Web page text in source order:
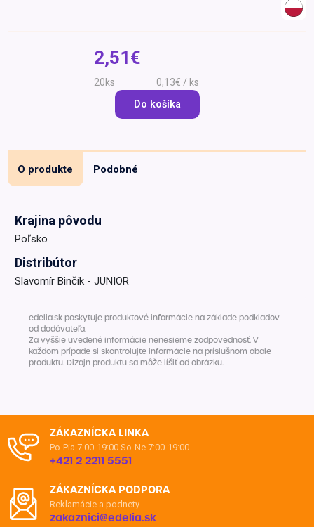
Drogéria a kozmetika
Domácnosť a kancelária
2,51€
20ks 0,13€ / ks
Do košíka
O produkte Podobné
Krajina pôvodu
Poľsko
Distribútor
Slavomír Binčík - JUNIOR
edelia.sk poskytuje produktové informácie na základe podkladov
od dodávateľa.
Za vyššie uvedené informácie nenesieme zodpovednosť. V
každom prípade si skontrolujte informácie na príslušnom obale
produktu. Dizajn produktu sa môže líšiť od obrázku.
ZÁKAZNÍCKA LINKA
Po-Pia 7:00-19:00 So-Ne 7:00-19:00
+421 2 2211 5551
ZÁKAZNÍCKA PODPORA
Reklamácie a podnety
zakaznici@edelia.sk